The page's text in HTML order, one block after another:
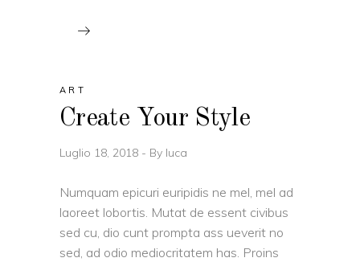
ART
Create Your Style
Luglio 18, 2018 By luca
Numquam epicuri euripidis ne mel, mel ad
laoreet lobortis. Mutat de essent civibus
sed cu, dio cunt prompta ass ueverit no
sed, ad odio mediocritatem has. Proins